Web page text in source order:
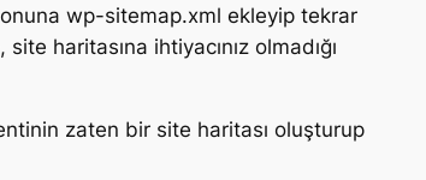
wp-sitemap.xml ekleyip tekrar
haritasına ihtiyacınız olmadığı
zaten bir site haritası oluşturup